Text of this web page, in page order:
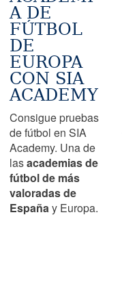
A DE
FÚTBOL
DE
EUROPA
CON SIA
ACADEMY
Consigue pruebas
de fútbol en SIA
Academy. Una de
lasacademias de
fútbol de más
valoradas de
Españay Europa.